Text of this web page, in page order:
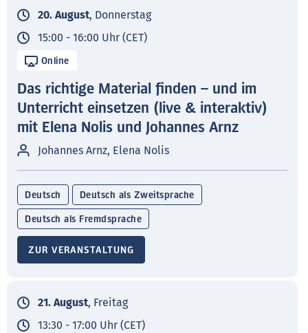
20. August, Donnerstag
15:00 - 16:00 Uhr (CET)
Online
Das richtige Material finden – und im
Unterricht einsetzen (live & interaktiv)
mit Elena Nolis und Johannes Arnz
Johannes Arnz, Elena Nolis
Deutsch Deutsch als Zweitsprache
Deutsch als Fremdsprache
ZUR VERANSTALTUNG
21. August, Freitag
13:30 - 17:00 Uhr (CET)